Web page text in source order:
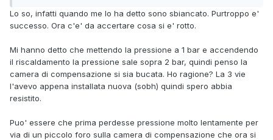
Lo so, infatti quando me lo ha detto sono sbiancato. Purtroppo e'
successo. Ora c'e' da accertare cosa si e' rotto.
Mi hanno detto che mettendo la pressione a 1 bar e accendendo
il riscaldamento la pressione sale sopra 2 bar, quindi penso la
camera di compensazione si sia bucata. Ho ragione? La 3 vie
l'avevo appena installata nuova (sobh) quindi spero abbia
resistito.
Puo' essere che prima perdesse pressione molto lentamente per
via di un piccolo foro sulla camera di compensazione che ora si